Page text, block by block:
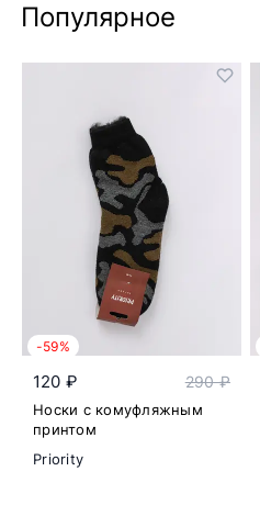
Популярное
-59%
120 ₽ 290 ₽
Носки с комуфляжным
принтом
Priority